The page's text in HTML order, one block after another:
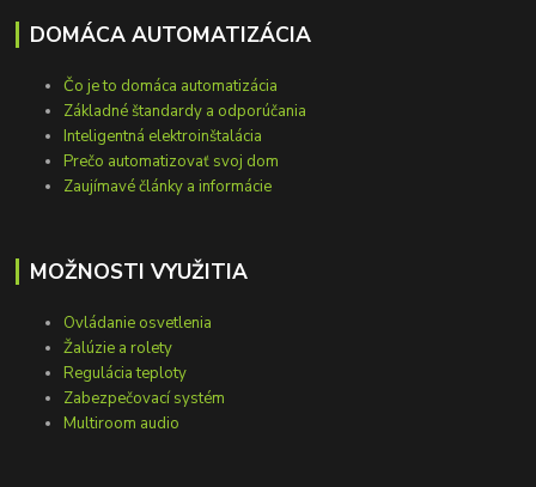
DOMÁCA AUTOMATIZÁCIA
Čo je to domáca automatizácia
Základné štandardy a odporúčania
Inteligentná elektroinštalácia
Prečo automatizovať svoj dom
Zaujímavé články a informácie
MOŽNOSTI VYUŽITIA
Ovládanie osvetlenia
Žalúzie a rolety
Regulácia teploty
Zabezpečovací systém
Multiroom audio